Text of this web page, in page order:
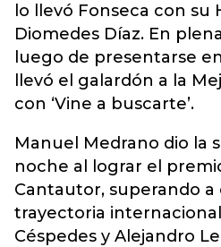
lo llevó Fonseca con su
Diomedes Díaz. En
luego de presentarse
llevó el galardón a la
con ‘Vine a buscarte’.
Manuel Medrano dio la
noche al lograr el
Cantautor, superando
trayectoria
Céspedes y Alejandro